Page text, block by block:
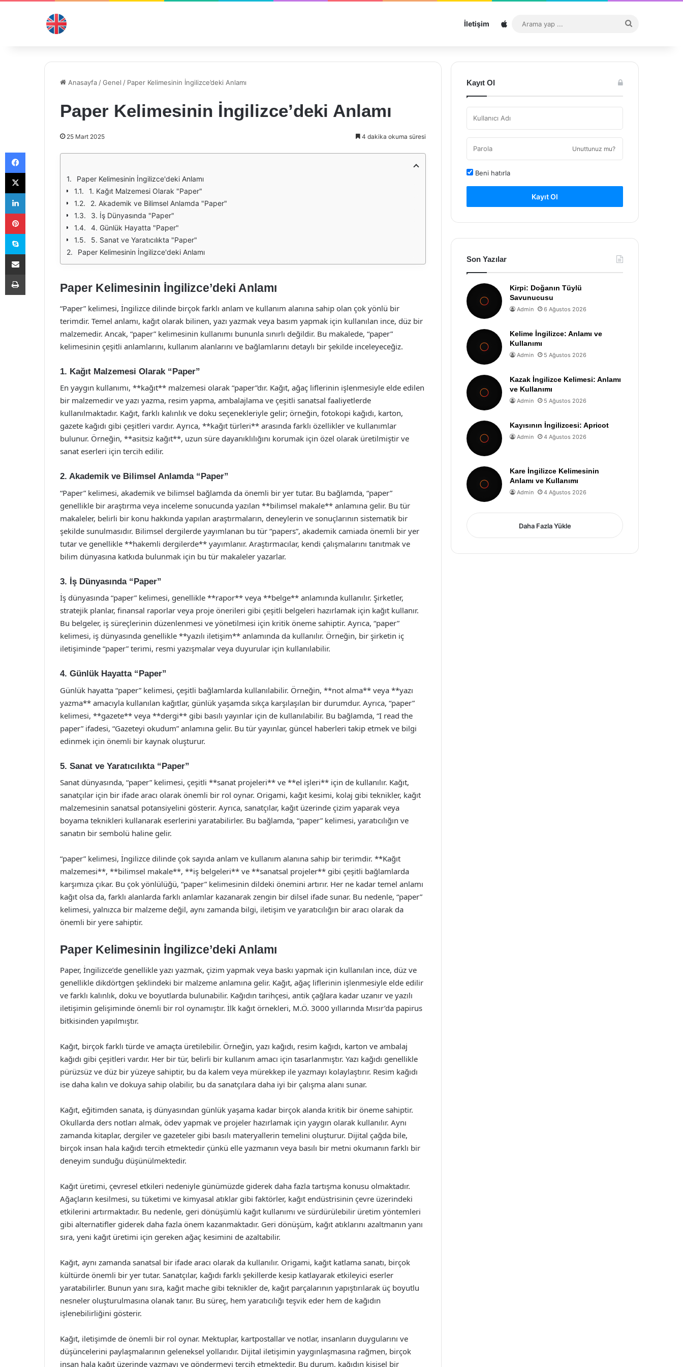
İletişim Sitemap
...
Anasayfa /Genel / Paper Kelimesinin İngilizce’deki Anlamı
Paper Kelimesinin İngilizce’deki Anlamı
25 Mart 2025 4 dakika okuma süresi
Paper Kelimesinin İngilizce'deki Anlamı
1. Kağıt Malzemesi Olarak "Paper"
2. Akademik ve Bilimsel Anlamda "Paper"
3. İş Dünyasında "Paper"
4. Günlük Hayatta "Paper"
5. Sanat ve Yaratıcılıkta "Paper"
Paper Kelimesinin İngilizce'deki Anlamı
Paper Kelimesinin İngilizce’deki Anlamı
“Paper” kelimesi, İngilizce dilinde birçok farklı anlam ve kullanım alanına sahip olan çok yönlü bir
terimdir. Temel anlamı, kağıt olarak bilinen, yazı yazmak veya basım yapmak için kullanılan ince, düz bir
malzemedir. Ancak, “paper” kelimesinin kullanımı bununla sınırlı değildir. Bu makalede, “paper”
kelimesinin çeşitli anlamlarını, kullanım alanlarını ve bağlamlarını detaylı bir şekilde inceleyeceğiz.
1. Kağıt Malzemesi Olarak “Paper”
En yaygın kullanımı, **kağıt** malzemesi olarak “paper”dır. Kağıt, ağaç liflerinin işlenmesiyle elde edilen
bir malzemedir ve yazı yazma, resim yapma, ambalajlama ve çeşitli sanatsal faaliyetlerde
kullanılmaktadır. Kağıt, farklı kalınlık ve doku seçenekleriyle gelir; örneğin, fotokopi kağıdı, karton,
gazete kağıdı gibi çeşitleri vardır. Ayrıca, **kağıt türleri** arasında farklı özellikler ve kullanımlar
bulunur. Örneğin, **asitsiz kağıt**, uzun süre dayanıklılığını korumak için özel olarak üretilmiştir ve
sanat eserleri için tercih edilir.
2. Akademik ve Bilimsel Anlamda “Paper”
“Paper” kelimesi, akademik ve bilimsel bağlamda da önemli bir yer tutar. Bu bağlamda, “paper”
genellikle bir araştırma veya inceleme sonucunda yazılan **bilimsel makale** anlamına gelir. Bu tür
makaleler, belirli bir konu hakkında yapılan araştırmaların, deneylerin ve sonuçlarının sistematik bir
şekilde sunulmasıdır. Bilimsel dergilerde yayımlanan bu tür “papers”, akademik camiada önemli bir yer
tutar ve genellikle **hakemli dergilerde** yayımlanır. Araştırmacılar, kendi çalışmalarını tanıtmak ve
bilim dünyasına katkıda bulunmak için bu tür makaleler yazarlar.
3. İş Dünyasında “Paper”
İş dünyasında “paper” kelimesi, genellikle **rapor** veya **belge** anlamında kullanılır. Şirketler,
stratejik planlar, finansal raporlar veya proje önerileri gibi çeşitli belgeleri hazırlamak için kağıt kullanır.
Bu belgeler, iş süreçlerinin düzenlenmesi ve yönetilmesi için kritik öneme sahiptir. Ayrıca, “paper”
kelimesi, iş dünyasında genellikle **yazılı iletişim** anlamında da kullanılır. Örneğin, bir şirketin iç
iletişiminde “paper” terimi, resmi yazışmalar veya duyurular için kullanılabilir.
4. Günlük Hayatta “Paper”
Günlük hayatta “paper” kelimesi, çeşitli bağlamlarda kullanılabilir. Örneğin, **not alma** veya **yazı
yazma** amacıyla kullanılan kağıtlar, günlük yaşamda sıkça karşılaşılan bir durumdur. Ayrıca, “paper”
kelimesi, **gazete** veya **dergi** gibi basılı yayınlar için de kullanılabilir. Bu bağlamda, “I read the
paper” ifadesi, “Gazeteyi okudum” anlamına gelir. Bu tür yayınlar, güncel haberleri takip etmek ve bilgi
edinmek için önemli bir kaynak oluşturur.
5. Sanat ve Yaratıcılıkta “Paper”
Sanat dünyasında, “paper” kelimesi, çeşitli **sanat projeleri** ve **el işleri** için de kullanılır. Kağıt,
sanatçılar için bir ifade aracı olarak önemli bir rol oynar. Origami, kağıt kesimi, kolaj gibi teknikler, kağıt
malzemesinin sanatsal potansiyelini gösterir. Ayrıca, sanatçılar, kağıt üzerinde çizim yaparak veya
boyama teknikleri kullanarak eserlerini yaratabilirler. Bu bağlamda, “paper” kelimesi, yaratıcılığın ve
sanatın bir sembolü haline gelir.
“paper” kelimesi, İngilizce dilinde çok sayıda anlam ve kullanım alanına sahip bir terimdir. **Kağıt
malzemesi**, **bilimsel makale**, **iş belgeleri** ve **sanatsal projeler** gibi çeşitli bağlamlarda
karşımıza çıkar. Bu çok yönlülüğü, “paper” kelimesinin dildeki önemini artırır. Her ne kadar temel anlamı
kağıt olsa da, farklı alanlarda farklı anlamlar kazanarak zengin bir dilsel ifade sunar. Bu nedenle, “paper”
kelimesi, yalnızca bir malzeme değil, aynı zamanda bilgi, iletişim ve yaratıcılığın bir aracı olarak da
önemli bir yere sahiptir.
Paper Kelimesinin İngilizce’deki Anlamı
Paper, İngilizce’de genellikle yazı yazmak, çizim yapmak veya baskı yapmak için kullanılan ince, düz ve
genellikle dikdörtgen şeklindeki bir malzeme anlamına gelir. Kağıt, ağaç liflerinin işlenmesiyle elde edilir
ve farklı kalınlık, doku ve boyutlarda bulunabilir. Kağıdın tarihçesi, antik çağlara kadar uzanır ve yazılı
iletişimin gelişiminde önemli bir rol oynamıştır. İlk kağıt örnekleri, M.Ö. 3000 yıllarında Mısır’da papirus
bitkisinden yapılmıştır.
Kağıt, birçok farklı türde ve amaçta üretilebilir. Örneğin, yazı kağıdı, resim kağıdı, karton ve ambalaj
kağıdı gibi çeşitleri vardır. Her bir tür, belirli bir kullanım amacı için tasarlanmıştır. Yazı kağıdı genellikle
pürüzsüz ve düz bir yüzeye sahiptir, bu da kalem veya mürekkep ile yazmayı kolaylaştırır. Resim kağıdı
ise daha kalın ve dokuya sahip olabilir, bu da sanatçılara daha iyi bir çalışma alanı sunar.
Kağıt, eğitimden sanata, iş dünyasından günlük yaşama kadar birçok alanda kritik bir öneme sahiptir.
Okullarda ders notları almak, ödev yapmak ve projeler hazırlamak için yaygın olarak kullanılır. Aynı
zamanda kitaplar, dergiler ve gazeteler gibi basılı materyallerin temelini oluşturur. Dijital çağda bile,
birçok insan hala kağıdı tercih etmektedir çünkü elle yazmanın veya basılı bir metni okumanın farklı bir
deneyim sunduğu düşünülmektedir.
Kağıt üretimi, çevresel etkileri nedeniyle günümüzde giderek daha fazla tartışma konusu olmaktadır.
Ağaçların kesilmesi, su tüketimi ve kimyasal atıklar gibi faktörler, kağıt endüstrisinin çevre üzerindeki
etkilerini artırmaktadır. Bu nedenle, geri dönüşümlü kağıt kullanımı ve sürdürülebilir üretim yöntemleri
gibi alternatifler giderek daha fazla önem kazanmaktadır. Geri dönüşüm, kağıt atıklarını azaltmanın yanı
sıra, yeni kağıt üretimi için gereken ağaç kesimini de azaltabilir.
Kağıt, aynı zamanda sanatsal bir ifade aracı olarak da kullanılır. Origami, kağıt katlama sanatı, birçok
kültürde önemli bir yer tutar. Sanatçılar, kağıdı farklı şekillerde kesip katlayarak etkileyici eserler
yaratabilirler. Bunun yanı sıra, kağıt mache gibi teknikler de, kağıt parçalarının yapıştırılarak üç boyutlu
nesneler oluşturulmasına olanak tanır. Bu süreç, hem yaratıcılığı teşvik eder hem de kağıdın
işlenebilirliğini gösterir.
Kağıt, iletişimde de önemli bir rol oynar. Mektuplar, kartpostallar ve notlar, insanların duygularını ve
düşüncelerini paylaşmalarının geleneksel yollarıdır. Dijital iletişimin yaygınlaşmasına rağmen, birçok
insan hala kağıt üzerinde yazmayı ve göndermeyi tercih etmektedir. Bu durum, kağıdın kişisel bir
Kayıt Ol
Unuttunuz mu?
Beni hatırla
Kayıt Ol
Son Yazılar
Kirpi: Doğanın Tüylü
Savunucusu
Admin 6 Ağustos 2026
Kelime İngilizce: Anlamı ve
Kullanımı
Admin 5 Ağustos 2026
Kazak İngilizce Kelimesi: Anlamı
ve Kullanımı
Admin 5 Ağustos 2026
Kayısının İngilizcesi: Apricot
Admin 4 Ağustos 2026
Kare İngilizce Kelimesinin
Anlamı ve Kullanımı
Admin 4 Ağustos 2026
Daha Fazla Yükle
Facebook
X
LinkedIn
Pinterest
Skype
E-Posta ile paylaş